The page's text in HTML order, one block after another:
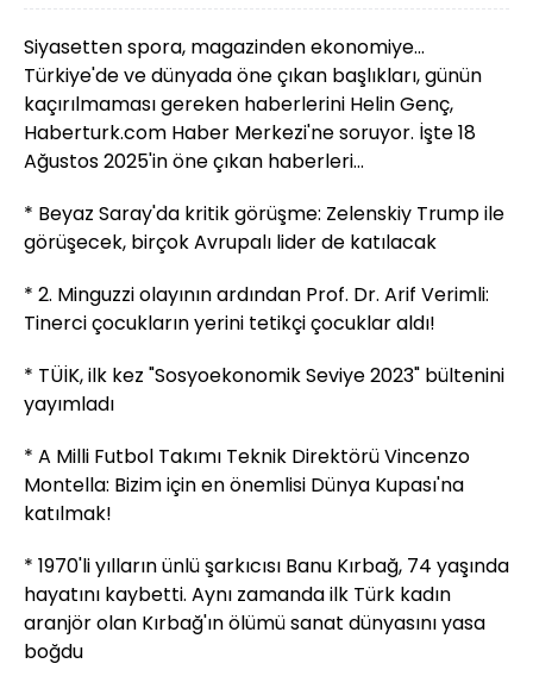
Siyasetten spora, magazinden ekonomiye...
Türkiye'de ve dünyada öne çıkan başlıkları, günün
kaçırılmaması gereken haberlerini Helin Genç,
Haberturk.com Haber Merkezi'ne soruyor. İşte 18
Ağustos 2025'in öne çıkan haberleri...
* Beyaz Saray'da kritik görüşme: Zelenskiy Trump ile
görüşecek, birçok Avrupalı lider de katılacak
* 2. Minguzzi olayının ardından Prof. Dr. Arif Verimli:
Tinerci çocukların yerini tetikçi çocuklar aldı!
* TÜİK, ilk kez "Sosyoekonomik Seviye 2023" bültenini
yayımladı
* A Milli Futbol Takımı Teknik Direktörü Vincenzo
Montella: Bizim için en önemlisi Dünya Kupası'na
katılmak!
* 1970'li yılların ünlü şarkıcısı Banu Kırbağ, 74 yaşında
hayatını kaybetti. Aynı zamanda ilk Türk kadın
aranjör olan Kırbağ'ın ölümü sanat dünyasını yasa
boğdu